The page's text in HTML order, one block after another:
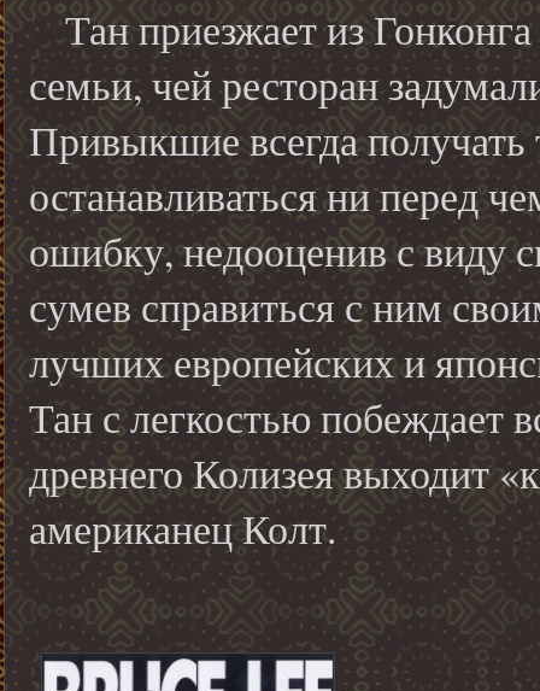
Тан приезжает из
семьи, чей ресторан
Привыкшие всегда получать
останавливаться ни перед
ошибку, недооценив с виду
сумев справиться с ним
лучших европейских и
Тан с легкостью побеждает
древнего Колизея выходит
американец Колт.